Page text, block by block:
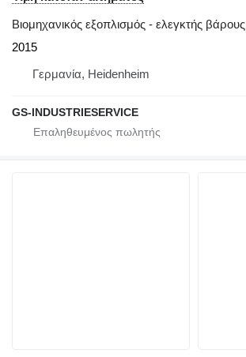
Βιομηχανικός εξοπλισμός - ελεγκτής βάρους
2015
Γερμανία, Heidenheim
GS-INDUSTRIESERVICE